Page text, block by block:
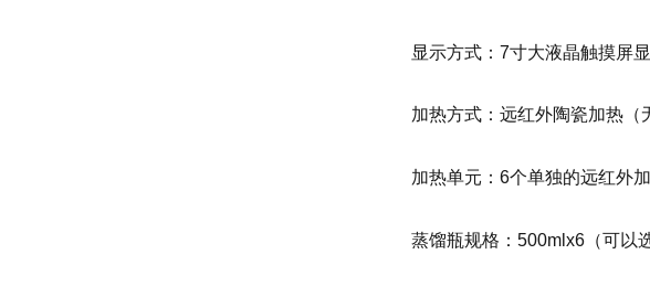
显示方式：7寸大液晶触摸屏
加热方式：远红外陶瓷加热（
加热单元：6个单独的远红外加
蒸馏瓶规格：500mlx6（可以